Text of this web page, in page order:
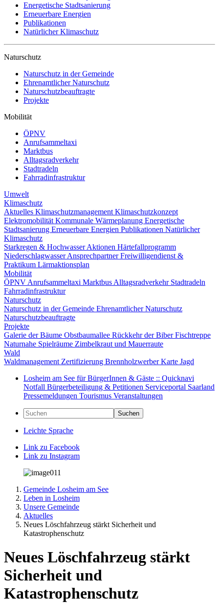
Energetische Stadtsanierung
Erneuerbare Energien
Publikationen
Natürlicher Klimaschutz
Naturschutz
Naturschutz in der Gemeinde
Ehrenamtlicher Naturschutz
Naturschutzbeauftragte
Projekte
Mobilität
ÖPNV
Anrufsammeltaxi
Marktbus
Alltagsradverkehr
Stadtradeln
Fahrradinfrastruktur
Umwelt
Klimaschutz
Aktuelles Klimaschutzmanagement Klimaschutzkonzept
Elektromobilität Kommunale Wärmeplanung Energetische
Stadtsanierung Erneuerbare Energien Publikationen Natürlicher
Klimaschutz
Starkregen & HochwasserAktionen Härtefallprogramm
NiederschlagwasserAnsprechpartnerFreiwilligendienst &
Praktikum Lärmaktionsplan
Mobilität
ÖPNV Anrufsammeltaxi Marktbus Alltagsradverkehr Stadtradeln
Fahrradinfrastruktur
Naturschutz
Naturschutz in der Gemeinde Ehrenamtlicher Naturschutz
Naturschutzbeauftragte
Projekte
Galerie der Bäume Obstbaumallee Rückkehr der BiberFischtreppe
Naturnahe Spielräume Zimbelkraut und Mauerraute
Wald
Waldmanagement Zertifizierung BrennholzwerberKarte Jagd
Losheim am See für BürgerInnen & Gäste :: Quicknavi
Notfall Bürgerbeteiligung & Petitionen Serviceportal Saarland
Pressemeldungen Tourismus Veranstaltungen
Suchen
Leichte Sprache
Link zu Facebook
Link zu Instagram
Gemeinde Losheim am See
Leben in Losheim
Unsere Gemeinde
Aktuelles
Neues Löschfahrzeug stärkt Sicherheit und
Katastrophenschutz
Neues Löschfahrzeug stärkt
Sicherheit und
Katastrophenschutz